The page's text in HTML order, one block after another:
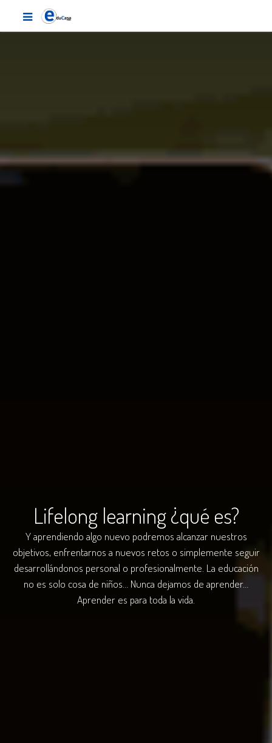
Lifelong learning ¿qué es?
Y aprendiendo algo nuevo podremos alcanzar nuestros
objetivos, enfrentarnos a nuevos retos o simplemente seguir
desarrollándonos personal o profesionalmente. La educación
no es solo cosa de niños… Nunca dejamos de aprender…
Aprender es para toda la vida.